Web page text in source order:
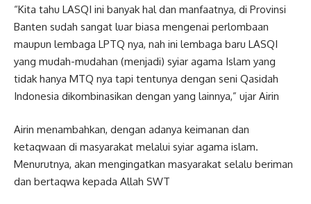
“Kita tahu LASQI ini banyak hal dan manfaatnya, di Provinsi
Banten sudah sangat luar biasa mengenai perlombaan
maupun lembaga LPTQ nya, nah ini lembaga baru LASQI
yang mudah-mudahan (menjadi) syiar agama Islam yang
tidak hanya MTQ nya tapi tentunya dengan seni Qasidah
Indonesia dikombinasikan dengan yang lainnya,” ujar Airin
Airin menambahkan, dengan adanya keimanan dan
ketaqwaan di masyarakat melalui syiar agama islam.
Menurutnya, akan mengingatkan masyarakat selalu beriman
dan bertaqwa kepada Allah SWT